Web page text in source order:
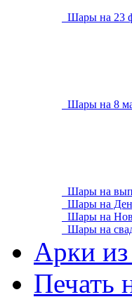
Шары на 23
Шары на 8
Шары на
Шары на
Шары на
Шары на
Арки
Печать